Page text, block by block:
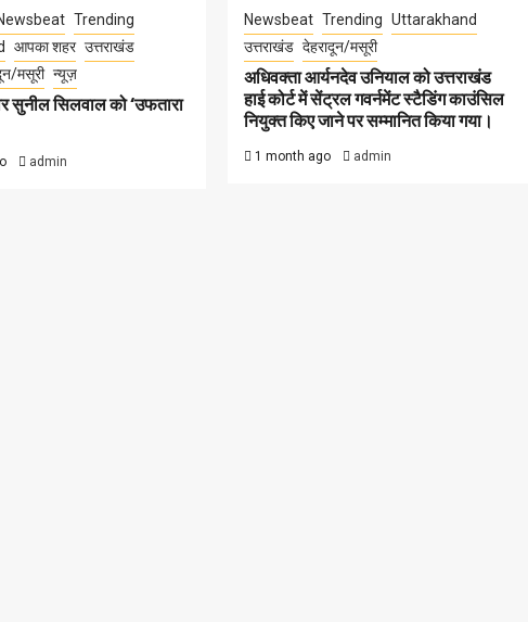
Trending
आपका शहर उत्तराखंड
मसूरी न्यूज़
सुनील सिलवाल को ‘उफतारा
admin
Newsbeat Trending Uttarakhand
उत्तराखंड देहरादून/मसूरी
अधिवक्ता आर्यनदेव उनियाल को उत्तराखंड
हाई कोर्ट में सेंट्रल गवर्नमेंट स्टैडिंग काउंसिल
नियुक्त किए जाने पर सम्मानित किया गया।
1 month ago admin